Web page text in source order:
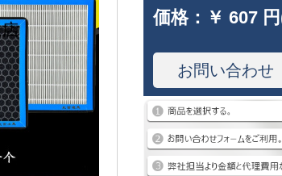
価格： ￥ 607
お問い合わせ